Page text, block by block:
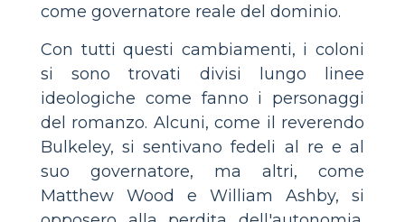
come governatore reale del dominio.
Con tutti questi cambiamenti, i coloni
si sono trovati divisi lungo linee
ideologiche come fanno i personaggi
del romanzo. Alcuni, come il reverendo
Bulkeley, si sentivano fedeli al re e al
suo governatore, ma altri, come
Matthew Wood e William Ashby, si